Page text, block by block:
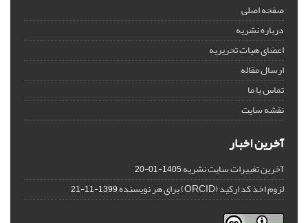
صفحه اصلی
درباره نشریه
اعضای هیات تحریریه
ارسال مقاله
تماس با ما
نقشه سایت
آخرین اخبار
آخرین تغییرات سایت نشریه1405-01-20
لزوم اخذ کد ارکید (ORCID) برای هر نویسنده 1399-11-21